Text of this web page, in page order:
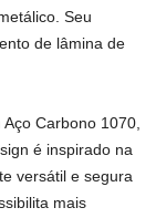
Seu
de lâmina de
Carbono 1070,
é inspirado na
versátil e segura
mais